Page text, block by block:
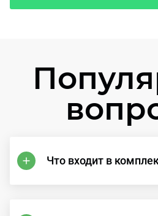
Что входит в